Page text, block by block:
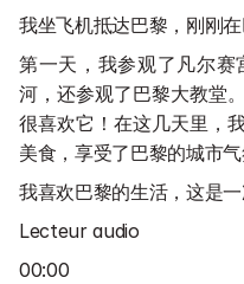
我坐飞机抵达巴黎，刚刚
第一天，我参观了凡尔
河，还参观了巴黎大教堂
很喜欢它！在这几天里，
美食，享受了巴黎的城市气
我喜欢巴黎的生活，这是一
Lecteur audio
00:00